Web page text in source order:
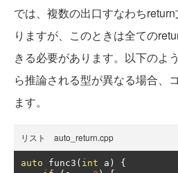
では、複数の出口すなわち
りますが、このときは全ての
きる必要があります。以下のよ
ら推論される型が異なる場合、
ます。
リスト auto_return.cpp
auto func3 ( int a )
{